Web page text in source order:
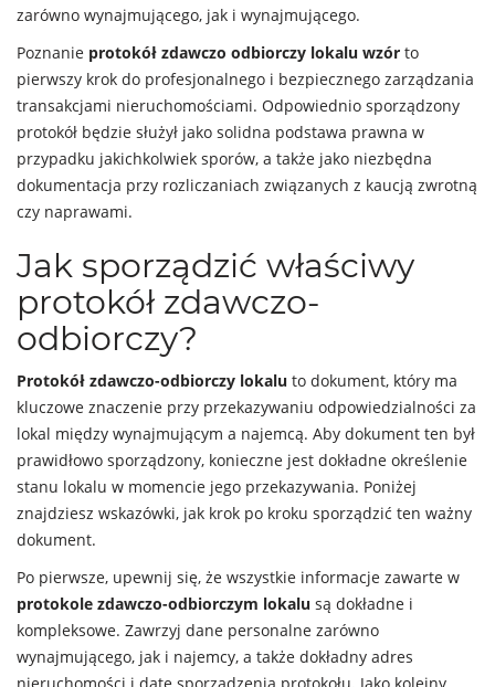
zarówno wynajmującego, jak i wynajmującego.
Poznanie protokół zdawczo odbiorczy lokalu wzór to
pierwszy krok do profesjonalnego i bezpiecznego zarządzania
transakcjami nieruchomościami. Odpowiednio sporządzony
protokół będzie służył jako solidna podstawa prawna w
przypadku jakichkolwiek sporów, a także jako niezbędna
dokumentacja przy rozliczaniach związanych z kaucją zwrotną
czy naprawami.
Jak sporządzić właściwy
protokół zdawczo-
odbiorczy?
Protokół zdawczo-odbiorczy lokalu to dokument, który ma
kluczowe znaczenie przy przekazywaniu odpowiedzialności za
lokal między wynajmującym a najemcą. Aby dokument ten był
prawidłowo sporządzony, konieczne jest dokładne określenie
stanu lokalu w momencie jego przekazywania. Poniżej
znajdziesz wskazówki, jak krok po kroku sporządzić ten ważny
dokument.
Po pierwsze, upewnij się, że wszystkie informacje zawarte w
protokole zdawczo-odbiorczym lokalu są dokładne i
kompleksowe. Zawrzyj dane personalne zarówno
wynajmującego, jak i najemcy, a także dokładny adres